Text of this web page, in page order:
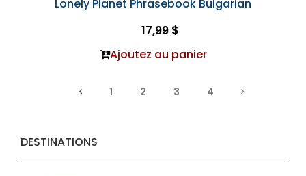
DESTINATIONS
Lonely Planet Phrasebook Bulgarian
17,99 $
Ajoutez au panier
1 2 3 4